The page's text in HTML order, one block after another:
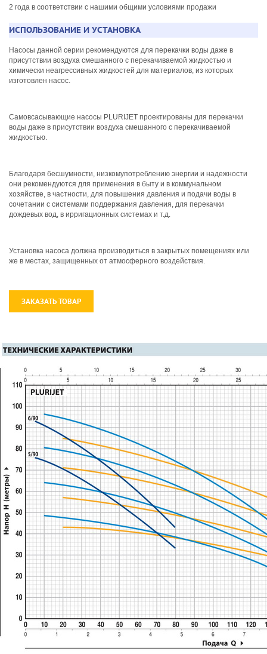
2 года в соответствии с нашими общими условиями продажи
ИСПОЛЬЗОВАНИЕ И УСТАНОВКА
Насосы данной серии рекомендуются для перекачки воды даже в
присутствии воздуха смешанного с перекачиваемой жидкостью и
химически неагрессивных жидкостей для материалов, из которых
изготовлен насос.
Самовсасывающие насосы PLURIJET проектированы для перекачки
воды даже в присутствии воздуха смешанного с перекачиваемой
жидкостью.
Благодаря бесшумности, низкомупотреблению энергии и надежности
они рекомендуются для применения в быту и в коммунальном
хозяйстве, в частности, для повышения давления и подачи воды в
сочетании с системами поддержания давления, для перекачки
дождевых вод, в ирригационных системах и т.д.
Установка насоса должна производиться в закрытых помещениях или
же в местах, защищенных от атмосферного воздействия.
ЗАКАЗАТЬ ТОВАР